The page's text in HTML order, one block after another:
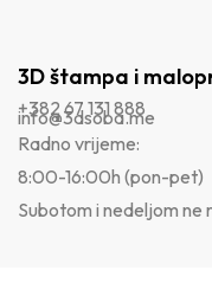
3D štampa i
+382 67 131 888
info@3dsoba.me
Radno vrijeme:
8:00-16:00h (pon-pet)
Subotom i nedeljom ne